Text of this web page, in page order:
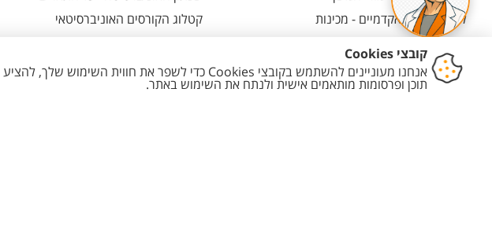
לימודים קדם אקדמיים - מכינות
תוכניות בין-לאומיות
קטלוג הקורסים האוניברסיטאי
אחרי שהתקבלת - כל מה שצריך לדעת